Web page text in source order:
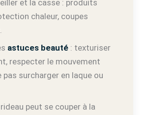
et la casse : produits
chaleur, coupes
astuces beauté: texturiser
respecter le mouvement
pas surcharger en laque ou
peut se couper à la